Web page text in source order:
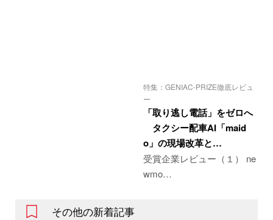
特集：GENIAC-PRIZE徹底レビュ
ー
「取り逃し電話」をゼロへ
タクシー配車AI「maid
o」の現場改革と…
受賞企業レビュー（１） ne
wmo…
その他の新着記事